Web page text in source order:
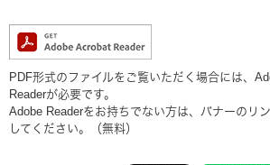
PDF形式のファイルをご覧いただく場合には、
Readerが必要です。
Adobe Readerをお持ちでない方は、バナーのリ
してください。（無料）